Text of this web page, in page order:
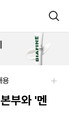
용
부와 '멘